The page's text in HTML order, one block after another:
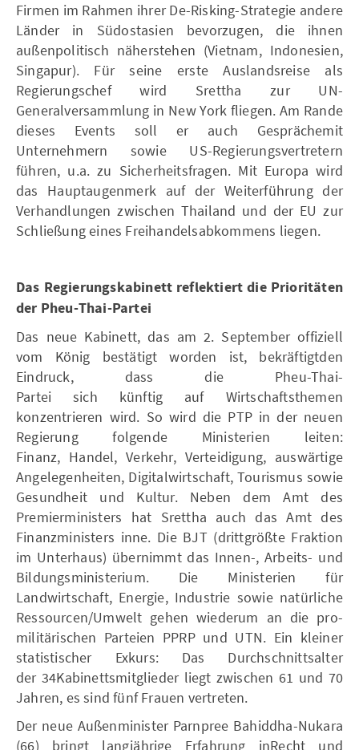
Firmen im Rahmen ihrer De-Risking-Strategie andere
Länder in Südostasien bevorzugen, die ihnen
außenpolitisch näherstehen (Vietnam, Indonesien,
Singapur). Für seine erste Auslandsreise als
Regierungschef wird Srettha zur UN-
Generalversammlung in New York fliegen. Am Rande
dieses Events soll er auch Gesprächemit
Unternehmern sowie US-Regierungsvertretern
führen, u.a. zu Sicherheitsfragen. Mit Europa wird
das Hauptaugenmerk auf der Weiterführung der
Verhandlungen zwischen Thailand und der EU zur
Schließung eines Freihandelsabkommens liegen.
Das Regierungskabinett reflektiert die Prioritäten
der Pheu-Thai-Partei
Das neue Kabinett, das am 2. September offiziell
vom König bestätigt worden ist, bekräftigtden
Eindruck, dass die Pheu-Thai-
Partei sich künftig auf Wirtschaftsthemen
konzentrieren wird. So wird die PTP in der neuen
Regierung folgende Ministerien leiten:
Finanz, Handel, Verkehr, Verteidigung, auswärtige
Angelegenheiten, Digitalwirtschaft, Tourismus sowie
Gesundheit und Kultur. Neben dem Amt des
Premierministers hat Srettha auch das Amt des
Finanzministers inne. Die BJT (drittgrößte Fraktion
im Unterhaus) übernimmt das Innen-, Arbeits- und
Bildungsministerium. Die Ministerien für
Landwirtschaft, Energie, Industrie sowie natürliche
Ressourcen/Umwelt gehen wiederum an die pro-
militärischen Parteien PPRP und UTN. Ein kleiner
statistischer Exkurs: Das Durchschnittsalter
der 34Kabinettsmitglieder liegt zwischen 61 und 70
Jahren, es sind fünf Frauen vertreten.
Der neue Außenminister Parnpree Bahiddha-Nukara
(66) bringt langjährige Erfahrung inRecht und